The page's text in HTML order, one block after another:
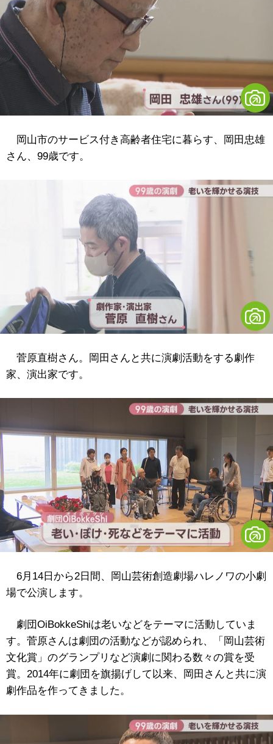
岡山市のサービス付き高齢者住宅に暮らす、岡田忠雄
さん、99歳です。
菅原直樹さん。岡田さんと共に演劇活動をする劇作
家、演出家です。
6月14日から2日間、岡山芸術創造劇場ハレノワの小劇
場で公演します。
劇団OiBokkeShiは老いなどをテーマに活動していま
す。菅原さんは劇団の活動などが認められ、「岡山芸術
文化賞」のグランプリなど演劇に関わる数々の賞を受
賞。2014年に劇団を旗揚げして以来、岡田さんと共に演
劇作品を作ってきました。